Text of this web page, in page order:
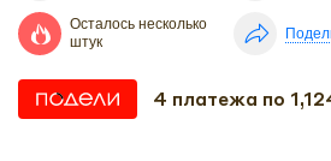
Осталось несколько
штук
4 платежа по